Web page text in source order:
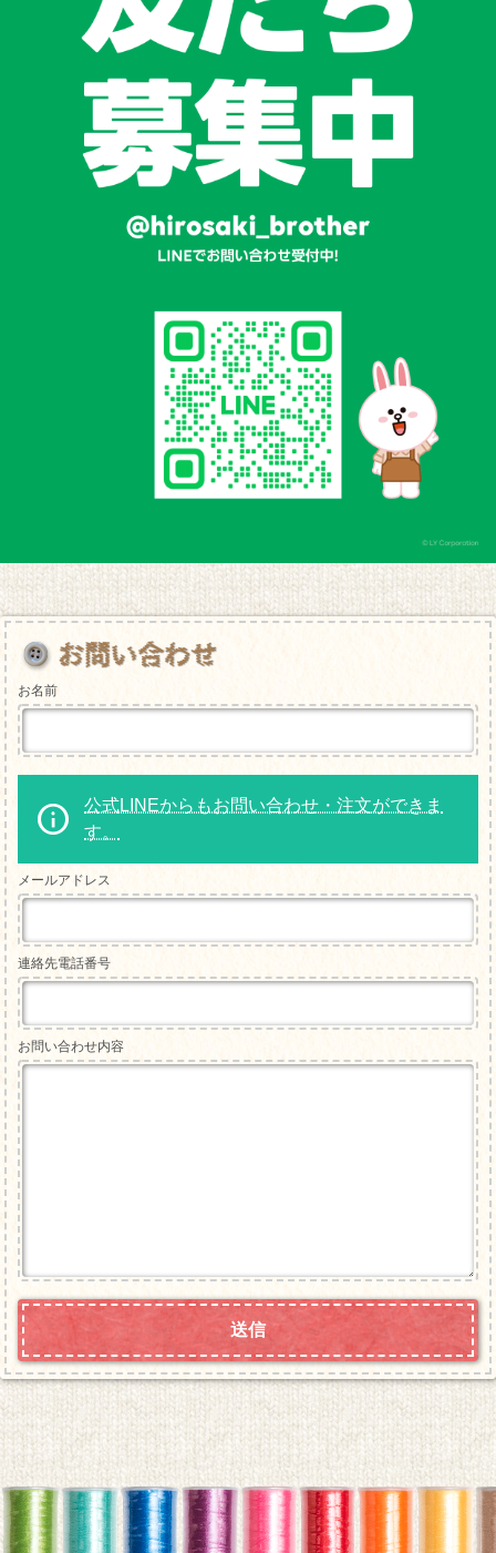
お名前
公式LINEからもお問い合わせ・注文ができま
す。
メールアドレス
連絡先電話番号
お問い合わせ内容